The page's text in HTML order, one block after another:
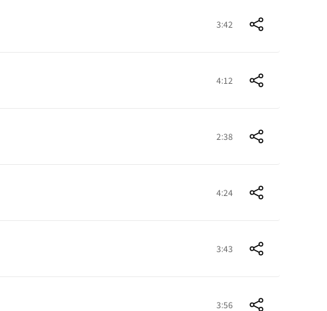
3:42
4:12
2:38
4:24
3:43
3:56